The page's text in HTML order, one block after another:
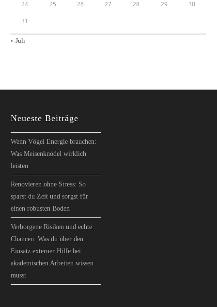
24 25 26 27 28 29 30
31
« Juli
Neueste Beiträge
Wenn Vögel Energie brauchen:
Was Meisenknödel wirklich
leisten
Renovieren ohne Stress: So
sparst du Zeit und sorgst für
einen robusten Boden
Verborgene Risiken und echte
Chancen: Was du über den
Einsatz externer Hilfe bei
akademischen Arbeiten wissen
musst